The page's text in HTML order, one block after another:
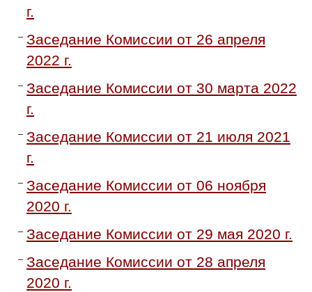
г.
Заседание Комиссии от 26 апреля
2022 г.
Заседание Комиссии от 30 марта 2022
г.
Заседание Комиссии от 21 июля 2021
г.
Заседание Комиссии от 06 ноября
2020 г.
Заседание Комиссии от 29 мая 2020 г.
Заседание Комиссии от 28 апреля
2020 г.